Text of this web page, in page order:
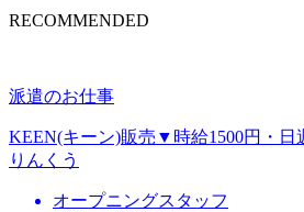
RECOMMENDED
派遣のお仕事
KEEN(キーン)販売▼時給1500円・
りんくう
オープニングスタッフ